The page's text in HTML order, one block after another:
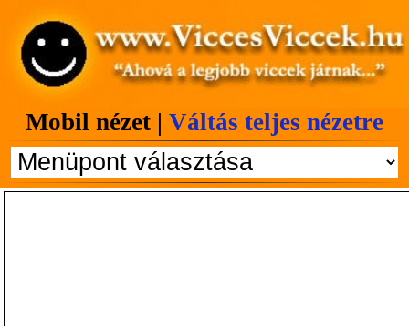
Mobil nézet | Váltás teljes nézetre